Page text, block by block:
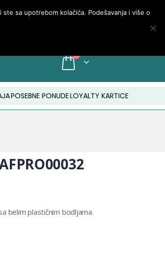
PRIJAVA/MOJ NALOG
POSEBNE PONUDELOYALTY KARTICE
belim plastičnim bodljama.
sa upotrebom kolačića. Podešavanja i više o